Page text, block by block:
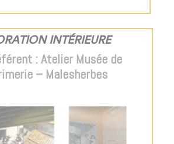
INTÉRIEURE
: Atelier Musée de
– Malesherbes